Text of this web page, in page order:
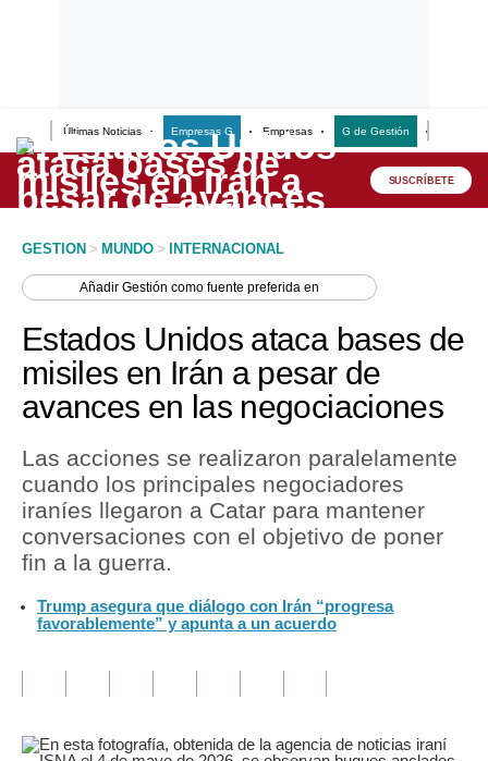
Últimas Noticias Empresas G Empresas G de Gestión
Lo último
Peru Quiosco
Economía
Mercados
Política
Finanzas Personales
Inmobiliarias
Opinión
Editorial
SUSCRÍBETE
GESTION > MUNDO > INTERNACIONAL
AñadirGestión como fuente preferida en
Estados Unidos ataca bases de
misiles en Irán a pesar de
avances en las negociaciones
Las acciones se realizaron paralelamente
cuando los principales negociadores
iraníes llegaron a Catar para mantener
conversaciones con el objetivo de poner
fin a la guerra.
Trump asegura que diálogo con Irán “progresa
favorablemente” y apunta a un acuerdo